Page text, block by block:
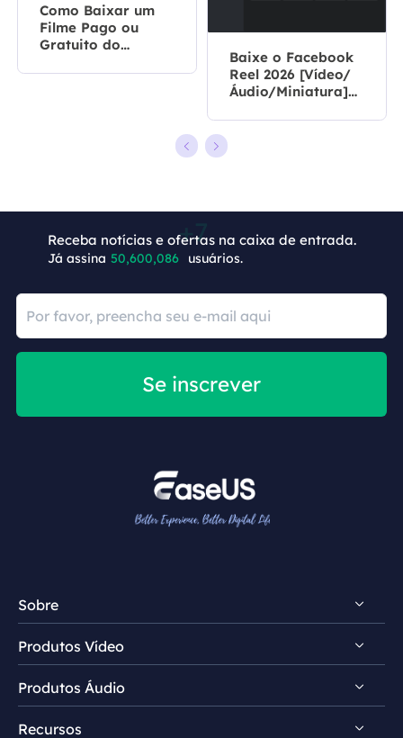
Como Baixar um
Filme Pago ou
Gratuito do
Baixe o Facebook
Reel 2026 [Vídeo/
Áudio/Miniatura]
Receba notícias e ofertas na caixa de entrada.
Já assina 50,600,093 usuários.
Se inscrever
Sobre
Conheça EaseUS
Comentários e prêmios
Contrato de licença
Produtos Vídeo
Video Downloader
Video Editor
Produtos Áudio
Recursos